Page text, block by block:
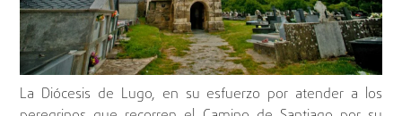
La Diócesis de Lugo, en su esfuerzo por atender a los